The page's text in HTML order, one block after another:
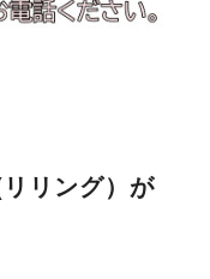
リング）が